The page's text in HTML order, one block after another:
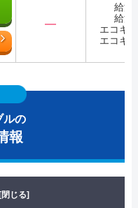
―
給湯
給湯
エコキ
エコキ
ルの
報
じる]